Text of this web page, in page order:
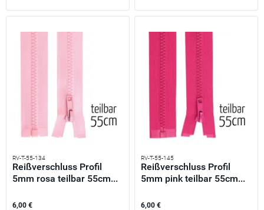
RV-T-55-134
Reißverschluss Profil
5mm rosa teilbar 55cm...
6,00 €
RV-T-55-145
Reißverschluss Profil
5mm pink teilbar 55cm...
6,00 €